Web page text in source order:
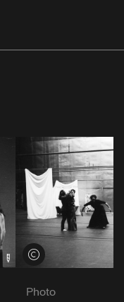
Voir les crédits
Photo